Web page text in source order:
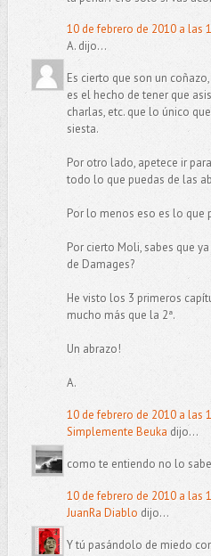
10 de febrero de 2010 a las
A. dijo...
Es cierto que son un
es el hecho de tener que
charlas, etc. que lo único
siesta.
Por otro lado, apetece ir
todo lo que puedas de las
Por lo menos eso es lo que
Por cierto Moli, sabes que
de Damages?
He visto los 3 primeros
mucho más que la 2ª.
Un abrazo!
A.
10 de febrero de 2010 a las
Simplemente Beuka dijo...
como te entiendo no lo
10 de febrero de 2010 a las
JuanRa Diablo dijo...
Y tú pasándolo de miedo